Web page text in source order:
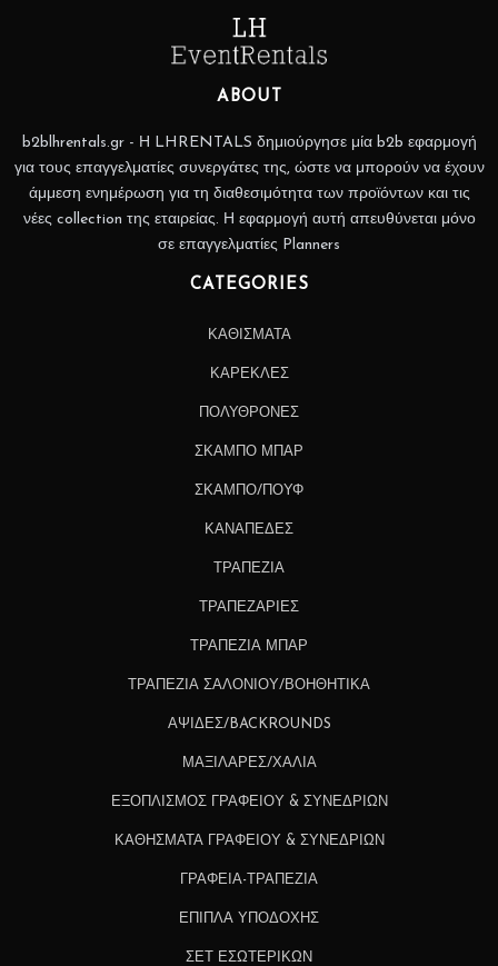
ABOUT
b2blhrentals.gr - Η LHRENTALS δημιούργησε μία b2b εφαρμογή
για τους επαγγελματίες συνεργάτες της, ώστε να μπορούν να έχουν
άμμεση ενημέρωση για τη διαθεσιμότητα των προϊόντων και τις
νέες collection της εταιρείας. Η εφαρμογή αυτή απευθύνεται μόνο
σε επαγγελματίες Planners
CATEGORIES
ΚΑΘΙΣΜΑΤΑ
ΚΑΡΕΚΛΕΣ
ΠΟΛΥΘΡΟΝΕΣ
ΣΚΑΜΠΟ ΜΠΑΡ
ΣΚΑΜΠΟ/ΠΟΥΦ
ΚΑΝΑΠΕΔΕΣ
ΤΡΑΠΕΖΙΑ
ΤΡΑΠΕΖΑΡΙΕΣ
ΤΡΑΠΕΖΙΑ ΜΠΑΡ
ΤΡΑΠΕΖΙΑ ΣΑΛΟΝΙΟΥ/ΒΟΗΘΗΤΙΚΑ
ΑΨΙΔΕΣ/BACKROUNDS
ΜΑΞΙΛΑΡΕΣ/ΧΑΛΙΑ
ΕΞΟΠΛΙΣΜΟΣ ΓΡΑΦΕΙΟΥ & ΣΥΝΕΔΡΙΩΝ
ΚΑΘΗΣΜΑΤΑ ΓΡΑΦΕΙΟΥ & ΣΥΝΕΔΡΙΩΝ
ΓΡΑΦΕΙΑ-ΤΡΑΠΕΖΙΑ
ΕΠΙΠΛΑ ΥΠΟΔΟΧΗΣ
ΣΕΤ ΕΣΩΤΕΡΙΚΩΝ